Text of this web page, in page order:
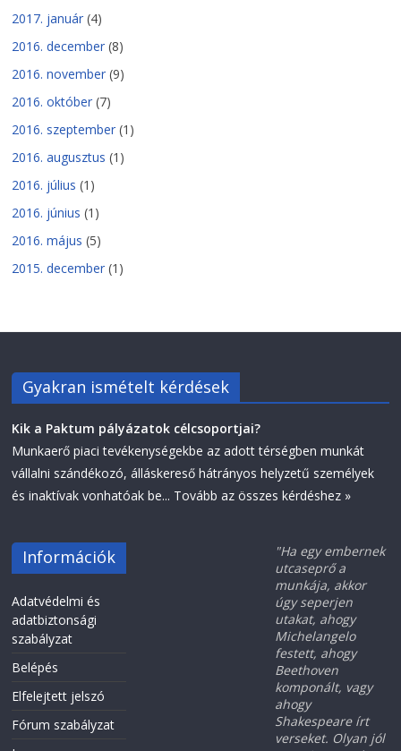
2017. január (4)
2016. december (8)
2016. november (9)
2016. október (7)
2016. szeptember (1)
2016. augusztus (1)
2016. július (1)
2016. június (1)
2016. május (5)
2015. december (1)
Gyakran ismételt kérdések
Kik a Paktum pályázatok célcsoportjai?
Munkaerő piaci tevékenységekbe az adott térségben munkát
vállalni szándékozó, álláskereső hátrányos helyzetű személyek
és inaktívak vonhatóak be... Tovább az összes kérdéshez »
Információk
Adatvédelmi és
adatbiztonsági
szabályzat
Belépés
Elfelejtett jelszó
Fórum szabályzat
"Ha egy embernek
utcaseprő a
munkája, akkor
úgy seperjen
utakat, ahogy
Michelangelo
festett, ahogy
Beethoven
komponált, vagy
ahogy
Shakespeare írt
verseket. Olyan jól